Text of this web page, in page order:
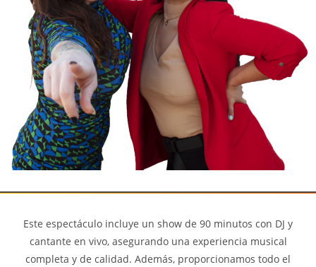
Este espectáculo incluye un show de 90 minutos con DJ y
cantante en vivo, asegurando una experiencia musical
completa y de calidad. Además, proporcionamos todo el